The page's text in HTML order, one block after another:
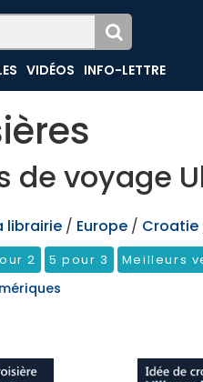
VIDÉOS INFO-LETTRE
de voyage
librairie / Europe / Croatie
2 5 pour 3 Meilleurs